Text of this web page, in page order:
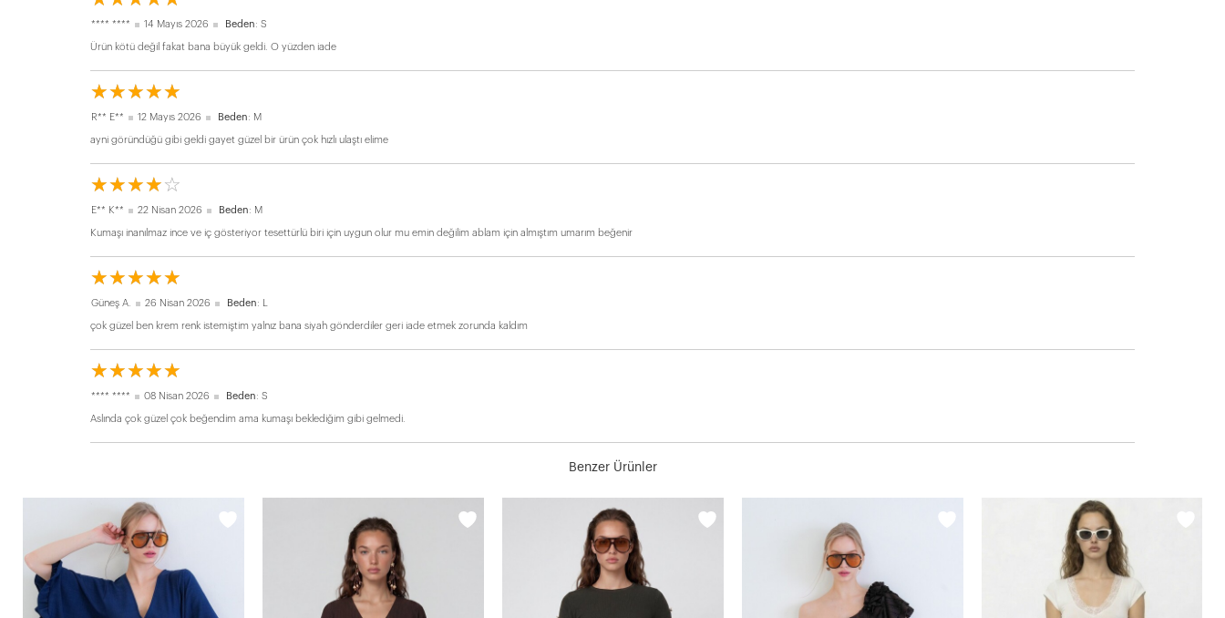
**** **** 14 Mayıs 2026 Beden: S
Ürün kötü değil fakat bana büyük geldi. O yüzden iade
☆☆☆☆☆
★★★★★
R** E** 12 Mayıs 2026 Beden: M
ayni göründüğü gibi geldi gayet güzel bir ürün çok hızlı ulaştı elime
☆☆☆☆☆
★★★★★
E** K** 22 Nisan 2026 Beden: M
Kumaşı inanılmaz ince ve iç gösteriyor tesettürlü biri için uygun olur mu emin değilim ablam için almıştım umarım beğenir
☆☆☆☆☆
★★★★★
Güneş A. 26 Nisan 2026 Beden: L
çok güzel ben krem renk istemiştim yalnız bana siyah gönderdiler geri iade etmek zorunda kaldım
☆☆☆☆☆
★★★★★
**** **** 08 Nisan 2026 Beden: S
Aslında çok güzel çok beğendim ama kumaşı beklediğim gibi gelmedi.
Benzer Ürünler